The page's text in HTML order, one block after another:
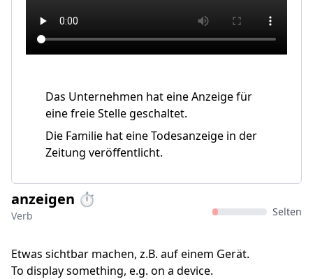
Das Unternehmen hat eine Anzeige für
eine freie Stelle geschaltet.
Die Familie hat eine Todesanzeige in der
Zeitung veröffentlicht.
anzeigen ⏱️
Verb Selten
Etwas sichtbar machen, z.B. auf einem Gerät.
To display something, e.g. on a device.